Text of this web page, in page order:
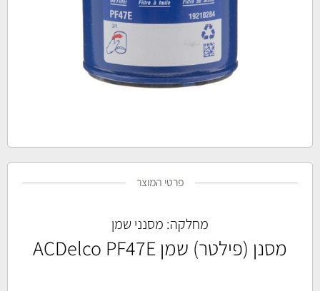
פרטי המוצר
מחלקה: מסנני שמן
מסנן (פילטר) שמן ACDelco PF47E